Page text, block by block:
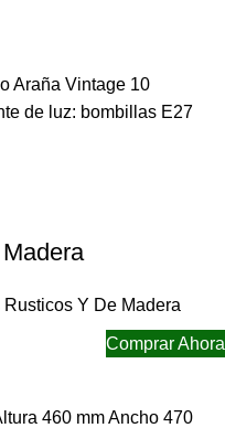
Araña Vintage 10
de luz: bombillas E27
Y De Madera
Comprar Ahora
460 mm Ancho 470